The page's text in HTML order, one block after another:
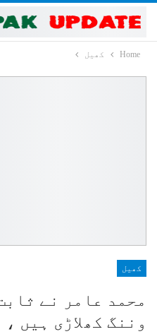
Home کھیل
کھیل
محمد عامر نے
وننگ کھلاڑی ہیں